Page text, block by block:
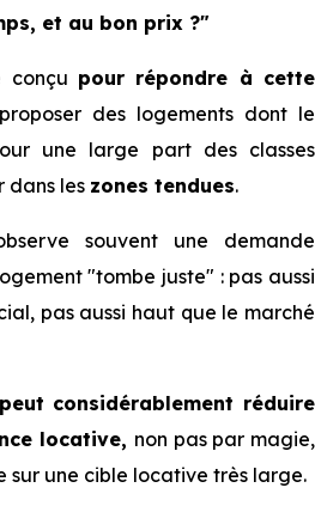
et au bon prix ?"
conçu pour répondre à cette
des logements dont le
une large part des classes
dans les zones tendues.
souvent une demande
"tombe juste" : pas aussi
pas aussi haut que le marché
considérablement réduire
locative, non pas par magie,
sur une cible locative très large.